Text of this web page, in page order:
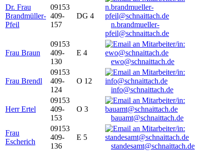
Dr. Frau
Brandmüller-
Pfeil
09153
409-
157
DG 4
n.brandmueller-
pfeil@schnaittach.de
Frau Braun
09153
409-
130
E 4
ewo@schnaittach.de
Frau Brendl
09153
409-
124
O 12
info@schnaittach.de
Herr Ertel
09153
409-
153
O 3
bauamt@schnaittach.de
Frau
Escherich
09153
409-
136
E 5
standesamt@schnaittach.de